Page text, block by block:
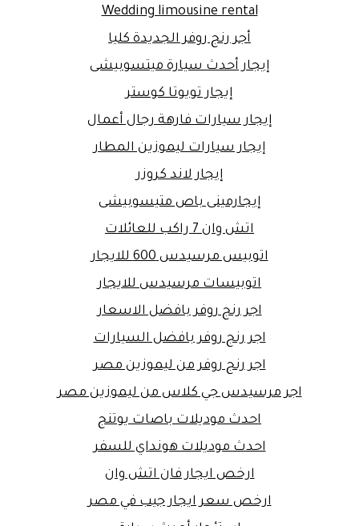
Wedding limousine rental
أجر رنج روفر الجديدة كليا
إيجار أحدث سيارة ميتسوبيشى
إيجار تويوتا كوستر
إيجار سيارات فارهة رجال أعمال
إيجار سيارات ليموزين المطار
إيجار لاند كروزر
إيجارمينى باص متيسوبيشى
اتش وان 7 راكب للعائلات
اتوبيس مرسيدس 600 للايجار
اتوبيسات مرسيدس للايجار
اجر رنج روفر بافضل الاسعار
اجر رنج روفر بافضل السيارات
اجر رنج روفر من ليموزين مصر
اجر مرسيدس جي كلاس من ليموزين مصر
احدث موديلات باصات يوتنج
احدث موديلات هونداي للسفر
ارخص ايجار فان اتش وان
ارخص سعر ايجار جيب في مصر